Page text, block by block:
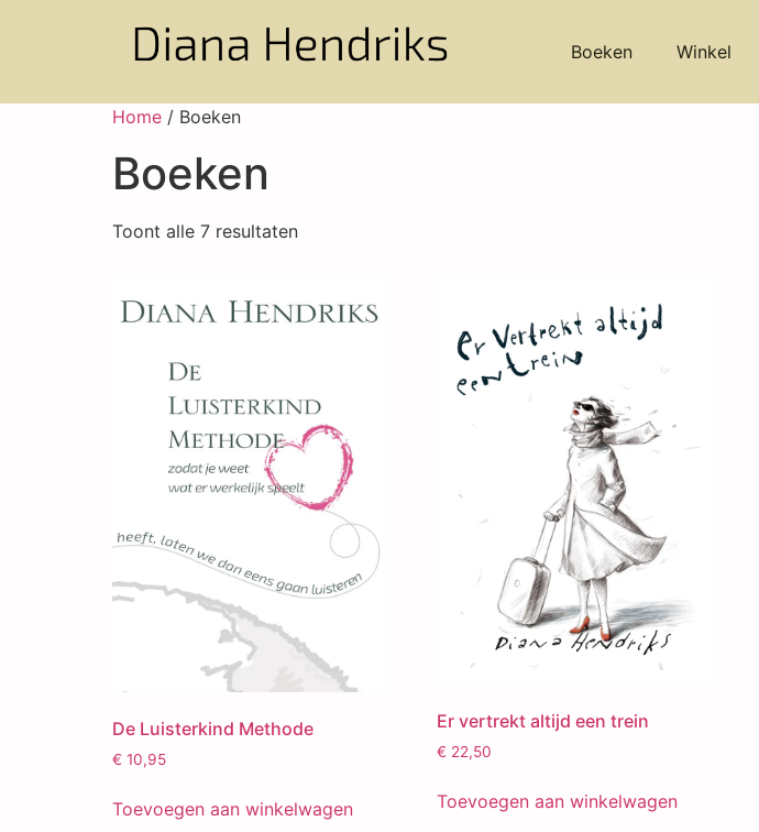
Boeken Winkel
Home / Boeken
Boeken
Toont alle 7 resultaten
De Luisterkind Methode
€ 10,95
Toevoegen aan winkelwagen
Er vertrekt altijd een trein
€ 22,50
Toevoegen aan winkelwagen